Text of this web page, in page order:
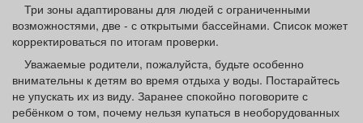
Три зоны адаптированы для людей с ограниченными
возможностями, две - с открытыми бассейнами. Список может
корректироваться по итогам проверки.
Уважаемые родители, пожалуйста, будьте особенно
внимательны к детям во время отдыха у воды. Постарайтесь
не упускать их из виду. Заранее спокойно поговорите с
ребёнком о том, почему нельзя купаться в необорудованных